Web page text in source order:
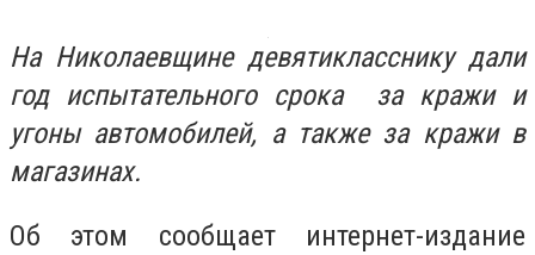
На Николаевщине девятикласснику дали
год испытательного срока за кражи и
угоны автомобилей, а также за кражи в
магазинах.
Об этом сообщает интернет-издание